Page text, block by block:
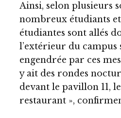
Ainsi, selon plusieurs
nombreux étudiants
étudiantes sont allés
l’extérieur du campus
engendrée par ces
y ait des rondes
devant le pavillon 11,
restaurant »,